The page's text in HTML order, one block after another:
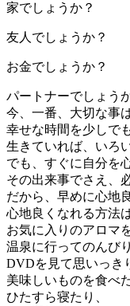
家でしょうか？
友人でしょうか？
お金でしょうか？
パートナーでしょう
今、一番、大切な事
幸せな時間を少しで
生きていれば、いろ
でも、すぐに自分を
その出来事でさえ、
だから、早めに心地
心地良くなれる方法
お気に入りのアロマ
温泉に行ってのんび
DVDを見て思いっき
美味しいものを食べ
ひたすら寝たり、